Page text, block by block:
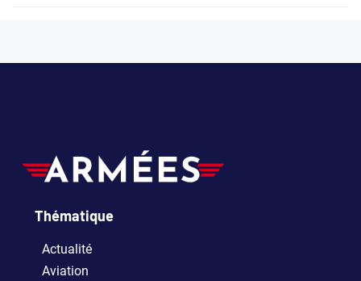
Thématique
Actualité
Aviation